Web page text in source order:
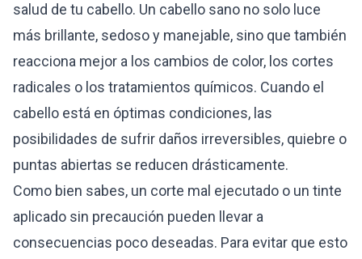
salud de tu cabello. Un cabello sano no solo luce
más brillante, sedoso y manejable, sino que también
reacciona mejor a los cambios de color, los cortes
radicales o los tratamientos químicos. Cuando el
cabello está en óptimas condiciones, las
posibilidades de sufrir daños irreversibles, quiebre o
puntas abiertas se reducen drásticamente.
Como bien sabes, un corte mal ejecutado o un tinte
aplicado sin precaución pueden llevar a
consecuencias poco deseadas. Para evitar que esto